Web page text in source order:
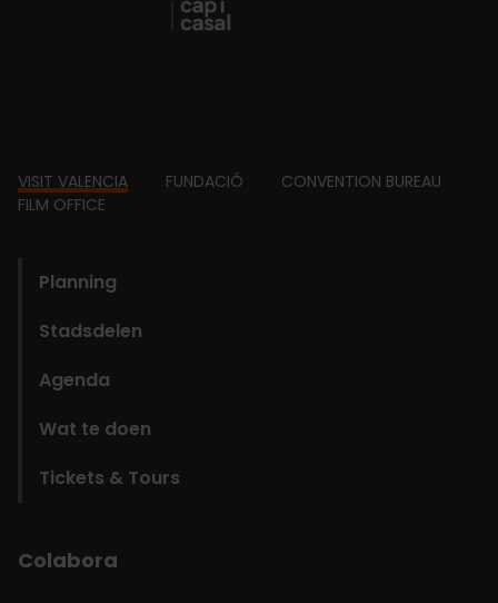
Footer
VISIT VALENCIA FUNDACIÓ
CONVENTION BUREAU
FILM OFFICE
Planning
Stadsdelen
Agenda
Wat te doen
Tickets & Tours
Colabora